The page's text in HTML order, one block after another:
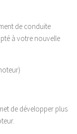
de conduite
à votre nouvelle
de développer plus